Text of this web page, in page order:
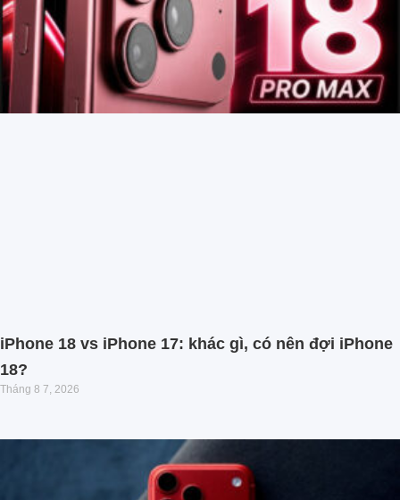
iPhone 18 vs iPhone 17: khác gì, có nên đợi iPhone
18?
Tháng 8 7, 2026